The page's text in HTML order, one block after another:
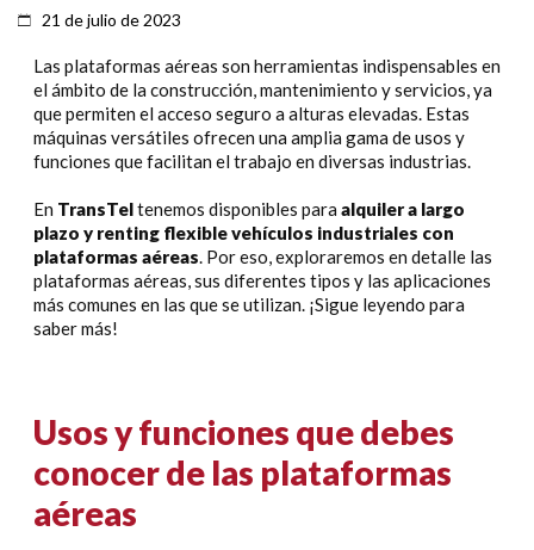
21 de julio de 2023
Las plataformas aéreas son herramientas indispensables en
el ámbito de la construcción, mantenimiento y servicios, ya
que permiten el acceso seguro a alturas elevadas. Estas
máquinas versátiles ofrecen una amplia gama de usos y
funciones que facilitan el trabajo en diversas industrias.
En TransTeltenemos disponibles para alquiler a largo
plazo y renting flexible vehículos industriales con
plataformas aéreas. Por eso, exploraremos en detalle las
plataformas aéreas, sus diferentes tipos y las aplicaciones
más comunes en las que se utilizan. ¡Sigue leyendo para
saber más!
Usos y funciones que debes
conocer de las plataformas
aéreas